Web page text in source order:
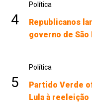
4
Política
Republicanos
governo de São
5
Política
Partido Verde
Lula à reeleição